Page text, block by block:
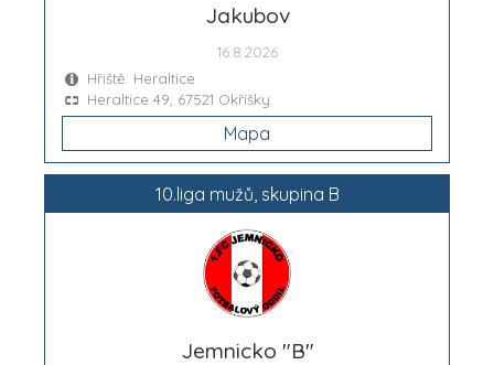
Jakubov
16.8.2026
Hřiště: Heraltice
Heraltice 49, 67521 Okříšky
Mapa
10.liga mužů, skupina B
Jemnicko "B"